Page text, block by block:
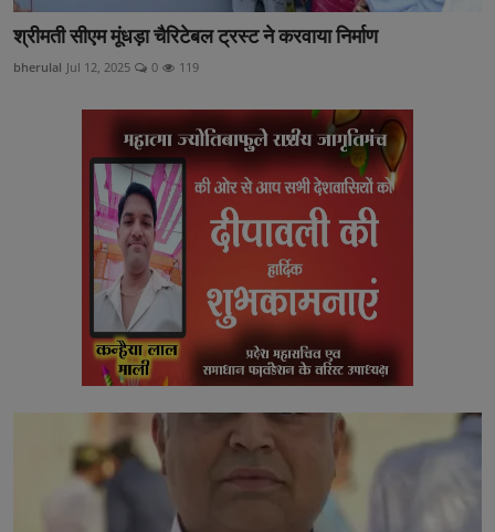
श्रीमती सीएम मूंधड़ा चैरिटेबल ट्रस्ट ने करवाया निर्माण
bherulal Jul 12, 2025 0 119